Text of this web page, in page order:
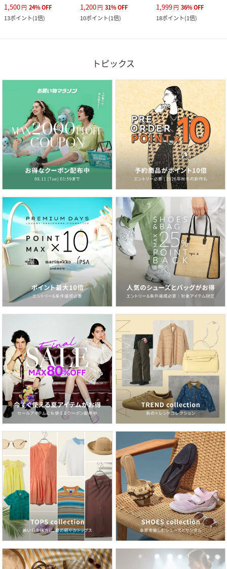
1,500円 24%OFF
13ポイント(1倍)
1,200円 31%OFF
10ポイント(1倍)
1,999円 36%OFF
18ポイント(1倍)
トピックス